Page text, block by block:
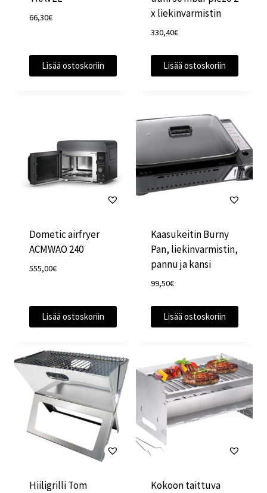
66,30€
Lisää ostoskoriin
x liekinvarmistin
330,40€
Lisää ostoskoriin
Dometic airfryer
ACMWAO 240
555,00€
Lisää ostoskoriin
Kaasukeitin Burny
Pan, liekinvarmistin,
pannu ja kansi
99,50€
Lisää ostoskoriin
Hiiligrilli Tom
Kokoon taittuva